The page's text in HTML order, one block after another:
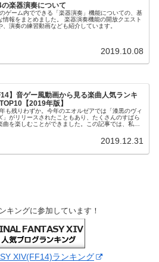
の楽器演奏について
ゲーム内でできる「楽器演奏」機能についての、基
情報をまとめました。 楽器演奏機能の開放クエスト
、演奏の練習動画なども紹介しています。
2019.10.08
】音ゲー風動画から見る楽曲人気ランキ
【2019年版】
も残りわずか。今年のエオルゼアでは「漆黒のヴィ
」がリリースされたこともあり、たくさんのすばら
曲を楽しむことができました。この記事では、私の
2019.12.31
キングに参加しています！
XIV(FF14)ランキング